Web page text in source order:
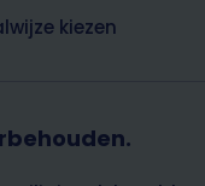
kiezen